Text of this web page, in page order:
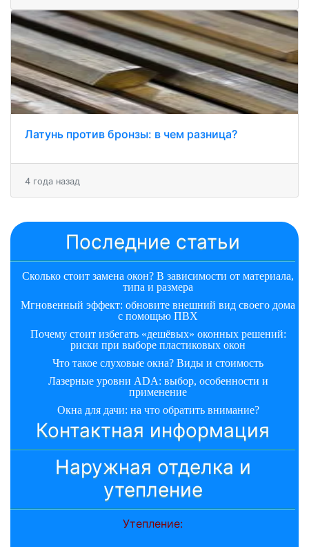
Латунь против бронзы: в чем разница?
4 года назад
Последние статьи
Сколько стоит замена окон? В зависимости от материала,
типа и размера
Мгновенный эффект: обновите внешний вид своего дома
с помощью ПВХ
Почему стоит избегать «дешёвых» оконных решений:
риски при выборе пластиковых окон
Что такое слуховые окна? Виды и стоимость
Лазерные уровни ADA: выбор, особенности и
применение
Окна для дачи: на что обратить внимание?
Контактная информация
Наружная отделка и
утепление
Утепление: